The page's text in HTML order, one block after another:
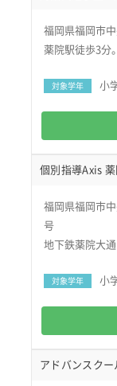
福岡県福岡市
薬院駅徒歩3分。
対象学年 小
個別指導Axis
福岡県福岡市
号
地下鉄薬院大
対象学年 小
アドバンスクー